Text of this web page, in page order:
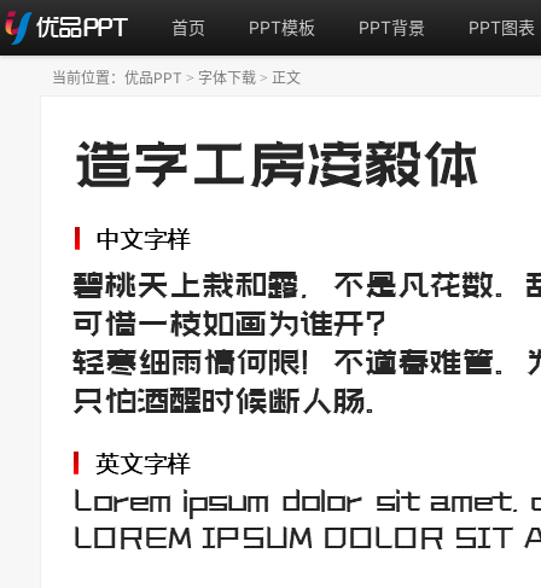
首页 PPT模板 PPT背景 PPT图表
当前位置： 优品PPT > 字体下载 > 正文